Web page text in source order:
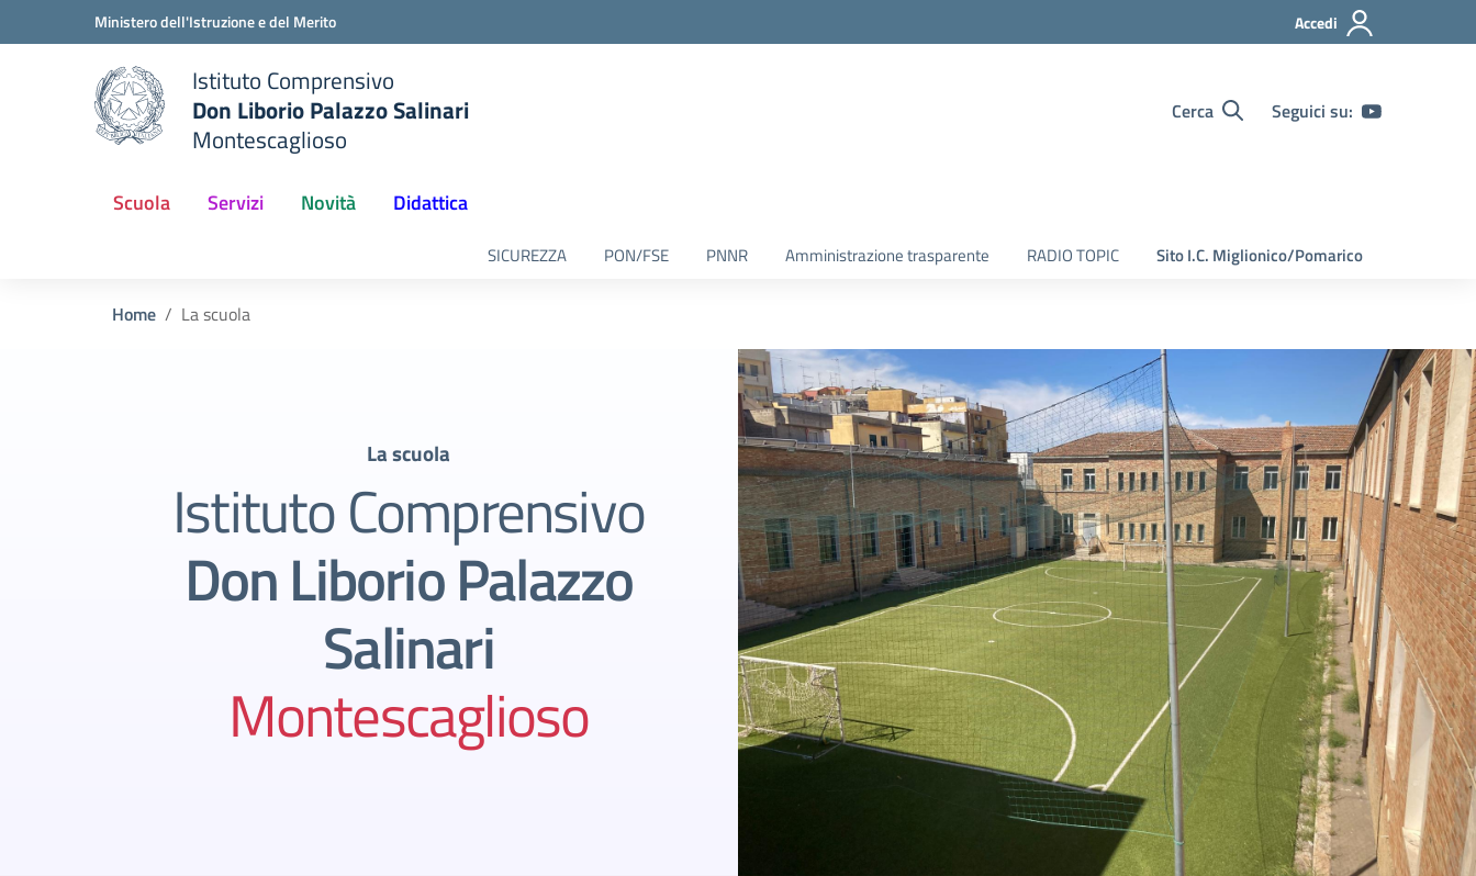
Vai ai contenuti
Vai al menu di navigazioneMinistero dell'Istruzione e del Merito Accedi
Istituto Comprensivo
Don Liborio Palazzo Salinari
Montescaglioso
Cerca Seguici su:
Scuola Servizi Novità Didattica
SICUREZZA PON/FSE PNNR Amministrazione trasparente RADIO TOPIC Sito I.C. Miglionico/Pomarico
Home La scuola
La scuola
Istituto Comprensivo
Don Liborio Palazzo
Salinari
Montescaglioso